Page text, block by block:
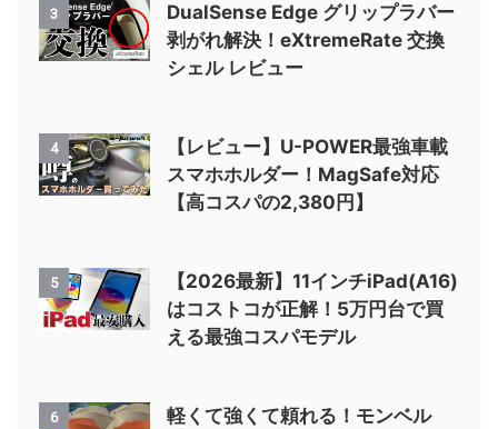
3
DualSense Edge グリップラバー
剥がれ解決！eXtremeRate 交換
シェル レビュー
4
【レビュー】U-POWER最強車載
スマホホルダー！MagSafe対応
【高コスパの2,380円】
5
【2026最新】11インチiPad(A16)
はコストコが正解！5万円台で買
える最強コスパモデル
6
軽くて強くて頼れる！モンベル